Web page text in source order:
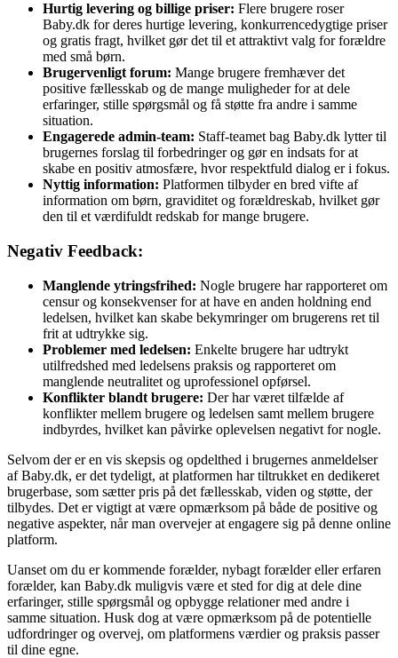
Hurtig levering og billige priser: Flere brugere roser
Baby.dk for deres hurtige levering, konkurrencedygtige priser
og gratis fragt, hvilket gør det til et attraktivt valg for forældre
med små børn.
Brugervenligt forum: Mange brugere fremhæver det
positive fællesskab og de mange muligheder for at dele
erfaringer, stille spørgsmål og få støtte fra andre i samme
situation.
Engagerede admin-team: Staff-teamet bag Baby.dk lytter til
brugernes forslag til forbedringer og gør en indsats for at
skabe en positiv atmosfære, hvor respektfuld dialog er i fokus.
Nyttig information: Platformen tilbyder en bred vifte af
information om børn, graviditet og forældreskab, hvilket gør
den til et værdifuldt redskab for mange brugere.
Negativ Feedback:
Manglende ytringsfrihed: Nogle brugere har rapporteret om
censur og konsekvenser for at have en anden holdning end
ledelsen, hvilket kan skabe bekymringer om brugerens ret til
frit at udtrykke sig.
Problemer med ledelsen: Enkelte brugere har udtrykt
utilfredshed med ledelsens praksis og rapporteret om
manglende neutralitet og uprofessionel opførsel.
Konflikter blandt brugere: Der har været tilfælde af
konflikter mellem brugere og ledelsen samt mellem brugere
indbyrdes, hvilket kan påvirke oplevelsen negativt for nogle.
Selvom der er en vis skepsis og opdelthed i brugernes anmeldelser
af Baby.dk, er det tydeligt, at platformen har tiltrukket en dedikeret
brugerbase, som sætter pris på det fællesskab, viden og støtte, der
tilbydes. Det er vigtigt at være opmærksom på både de positive og
negative aspekter, når man overvejer at engagere sig på denne online
platform.
Uanset om du er kommende forælder, nybagt forælder eller erfaren
forælder, kan Baby.dk muligvis være et sted for dig at dele dine
erfaringer, stille spørgsmål og opbygge relationer med andre i
samme situation. Husk dog at være opmærksom på de potentielle
udfordringer og overvej, om platformens værdier og praksis passer
til dine egne.